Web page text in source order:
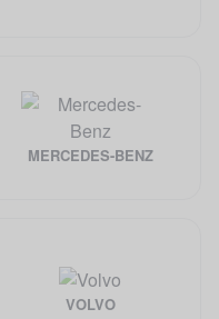
MERCEDES-BENZ
VOLVO